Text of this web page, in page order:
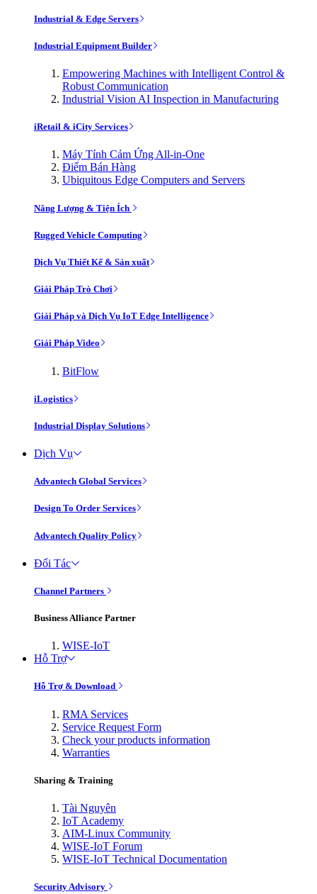
Industrial & Edge Servers
Industrial Equipment Builder
Empowering Machines with Intelligent Control &
Robust Communication
Industrial Vision AI Inspection in Manufacturing
iRetail & iCity Services
Máy Tính Cảm Ứng All-in-One
Điểm Bán Hàng
Ubiquitous Edge Computers and Servers
Năng Lượng & Tiện Ích
Rugged Vehicle Computing
Dịch Vụ Thiết Kế & Sản xuất
Giải Pháp Trò Chơi
Giải Pháp và Dịch Vụ IoT Edge Intelligence
Giải Pháp Video
BitFlow
iLogistics
Industrial Display Solutions
Dịch Vụ
Advantech Global Services
Design To Order Services
Advantech Quality Policy
Đối Tác
Channel Partners
Business Alliance Partner
WISE-IoT
Hỗ Trợ
Hỗ Trợ & Download
RMA Services
Service Request Form
Check your products information
Warranties
Sharing & Training
Tài Nguyên
IoT Academy
AIM-Linux Community
WISE-IoT Forum
WISE-IoT Technical Documentation
Security Advisory